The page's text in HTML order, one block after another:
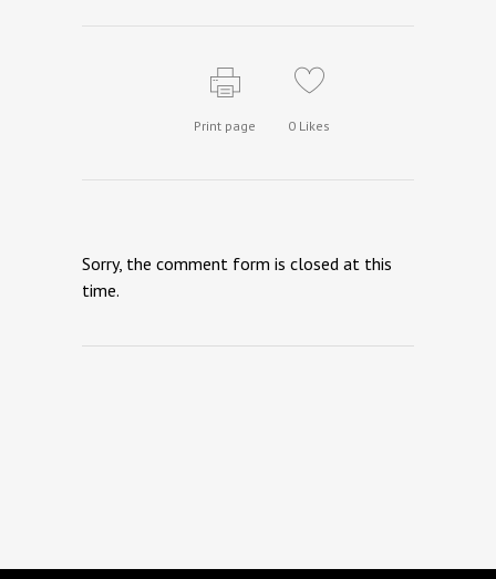
Print page 0 Likes
Sorry, the comment form is closed at this
time.